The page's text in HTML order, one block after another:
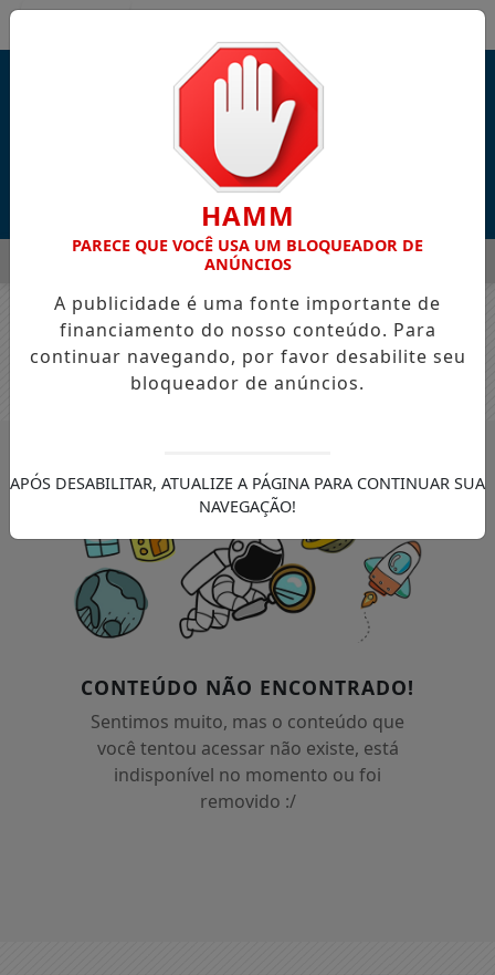
PODE INFLUENCIAR SUA SAÚDE NO FUTURO
EM ALTA
CONTEÚDO NÃO ENCONTRADO!
Sentimos muito, mas o conteúdo que
você tentou acessar não existe, está
indisponível no momento ou foi
removido :/
HAMM
PARECE QUE VOCÊ USA UM BLOQUEADOR DE
ANÚNCIOS
A publicidade é uma fonte importante de
financiamento do nosso conteúdo. Para
continuar navegando, por favor desabilite seu
bloqueador de anúncios.
APÓS DESABILITAR, ATUALIZE A PÁGINA PARA CONTINUAR SUA
NAVEGAÇÃO!